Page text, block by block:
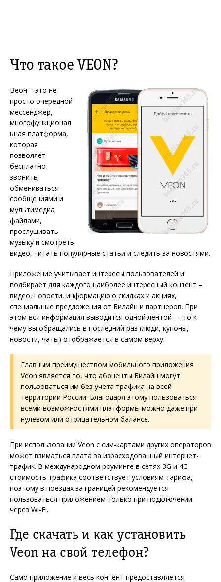
Что такое VEON?
Веон – это не
просто очередной
мессенджер,
многофункционал
ьная платформа,
которая
позволяет
бесплатно
звонить,
обмениваться
сообщениями и
мультимедиа
файлами,
прослушивать
музыку и смотреть
видео, читать популярные статьи и следить за новостями.
Приложение учитывает интересы пользователей и
подбирает для каждого наиболее интересный контент –
видео, новости, информацию о скидках и акциях,
специальные предложения от Билайн и партнеров. При
этом вся информация выводится одной лентой — то к
чему вы обращались в последний раз (люди, купоны,
новости, чаты) отображается в самом верху.
Главным преимуществом мобильного приложения
Veon является то, что абоненты Билайн могут
пользоваться им без учета трафика на всей
территории России. Благодаря этому пользоваться
всеми возможностями платформы можно даже при
нулевом или отрицательном балансе.
При использовании Veon с сим-картами других операторов
может взиматься плата за израсходованный интернет-
трафик. В международном роуминге в сетях 3G и 4G
стоимость трафика соответствует условиям тарифа,
поэтому в поездах за границей рекомендуется
пользоваться приложением только при подключении
через Wi-Fi.
Где скачать и как установить
Veon на свой телефон?
Само приложение и весь контент предоставляется